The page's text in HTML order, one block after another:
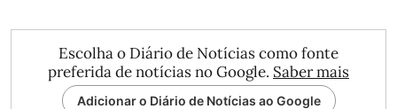
Escolha o Diário de Notícias como fonte
preferida de notícias no Google. Saber mais
Adicionar o Diário de Notícias ao Google